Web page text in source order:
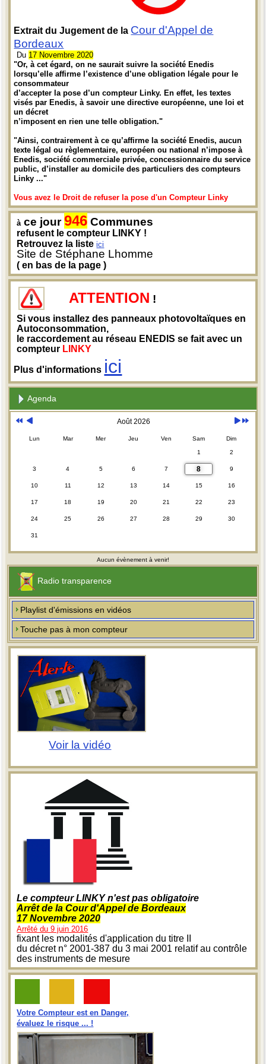
Extrait du Jugement de la Cour d'Appel de
Bordeaux
Du 17 Novembre 2020
"Or, à cet égard, on ne saurait suivre la société Enedis
lorsqu’elle affirme l’existence d’une obligation légale pour le
consommateur
d’accepter la pose d’un compteur Linky. En effet, les textes
visés par Enedis, à savoir une directive européenne, une loi et
un décret
n’imposent en rien une telle obligation."
"Ainsi, contrairement à ce qu’affirme la société Enedis, aucun
texte légal ou règlementaire, européen ou national n’impose à
Enedis, société commerciale privée, concessionnaire du service
public, d’installer au domicile des particuliers des compteurs
Linky ..."
Vous avez le Droit de refuser la pose d'un Compteur Linky
à ce jour946 Communes
refusent le compteur LINKY !
Retrouvez la listeici
Site de Stéphane Lhomme
( en bas de la page )
ATTENTION !
Si vous installez des panneaux photovoltaïques en
Autoconsommation,
le raccordement au réseau ENEDIS se fait avec un
compteur LINKY
Plus d'informations ici
Agenda
Août 2026
Lun Mar Mer Jeu Ven Sam Dim
1 2
3 4 5 6 7 8 9
10 11 12 13 14 15 16
17 18 19 20 21 22 23
24 25 26 27 28 29 30
31
Aucun évènement à venir!
Radio transparence
Playlist d'émissions en vidéos
Touche pas à mon compteur
Voir la vidéo
Le compteur LINKY n'est pas obligatoire
Arrêt de la Cour d'Appel de Bordeaux
17 Novembre 2020
Arrêté du 9 juin 2016
fixant les modalités d'application du titre II
du décret n° 2001-387 du 3 mai 2001 relatif au contrôle
des instruments de mesure
Votre Compteur est en Danger,
évaluez le risque ... !